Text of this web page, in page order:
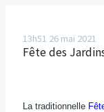
13h51 26 mai 2021
Fête des
La traditionnelle